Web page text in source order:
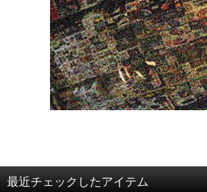
最近チェックしたアイテム